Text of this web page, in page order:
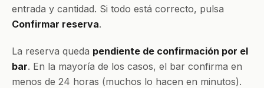
entrada y cantidad. Si todo está correcto, pulsa
Confirmar reserva.
La reserva queda pendiente de confirmación por el
bar. En la mayoría de los casos, el bar confirma en
menos de 24 horas (muchos lo hacen en minutos).